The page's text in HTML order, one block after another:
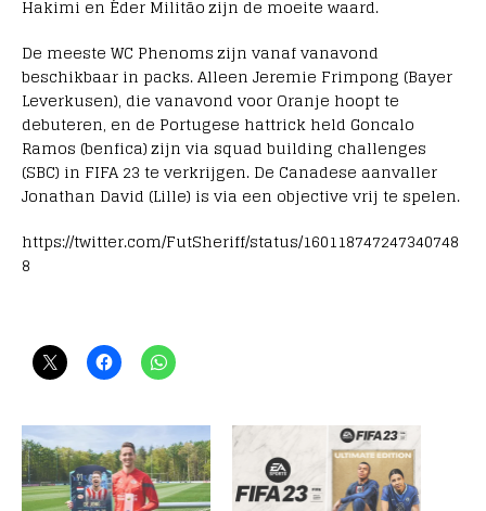
Hakimi en Éder Militão zijn de moeite waard.
De meeste WC Phenoms zijn vanaf vanavond
beschikbaar in packs. Alleen Jeremie Frimpong (Bayer
Leverkusen), die vanavond voor Oranje hoopt te
debuteren, en de Portugese hattrick held Goncalo
Ramos (benfica) zijn via squad building challenges
(SBC) in FIFA 23 te verkrijgen. De Canadese aanvaller
Jonathan David (Lille) is via een objective vrij te spelen.
https://twitter.com/FutSheriff/status/160118747247340748
8